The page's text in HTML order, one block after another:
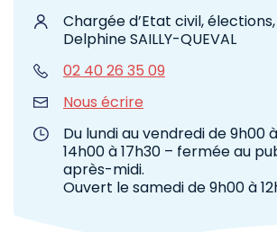
Chargée d’Etat civil,
Delphine SAILLY-QUEVAL
02 40 26 35 09
Nous écrire
Du lundi au vendredi de 9h00
14h00 à 17h30 – fermée au
après-midi.
Ouvert le samedi de 9h00 à